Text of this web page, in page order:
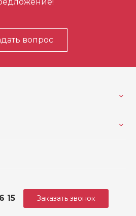
вопрос
15 Заказать звонок